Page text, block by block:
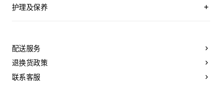
护理及保养
质地坚硬的手镯，以避免氧化。具有弹簧功能的部件不能接触
海水或腐蚀性化学物质。所有珠宝均不含镍，并具有低敏感
性。
配送服务
退换货政策
联系客服